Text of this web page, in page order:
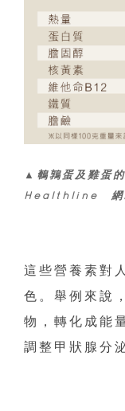
▲鵪鶉蛋及雞蛋
Healthline 網
這些營養素對
色。舉例來說
物，轉化成能
調整甲狀腺分